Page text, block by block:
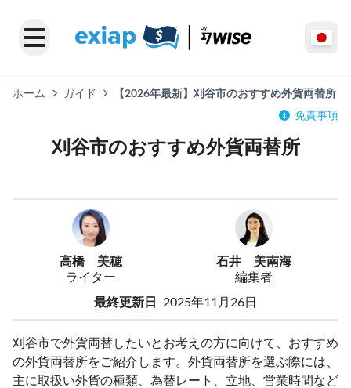
ホーム ガイド
【2026年最新】刈谷市のおすすめ外貨両替所
免責事項
刈谷市のおすすめ外貨両替所
高橋 美穂
ライター
石井 美南海
編集者
最終更新日 2025年11月26日
刈谷市で外貨両替したいとお考えの方に向けて、おすすめ
の外貨両替所をご紹介します。外貨両替所を選ぶ際には、
主に取扱い外貨の種類、為替レート、立地、営業時間など